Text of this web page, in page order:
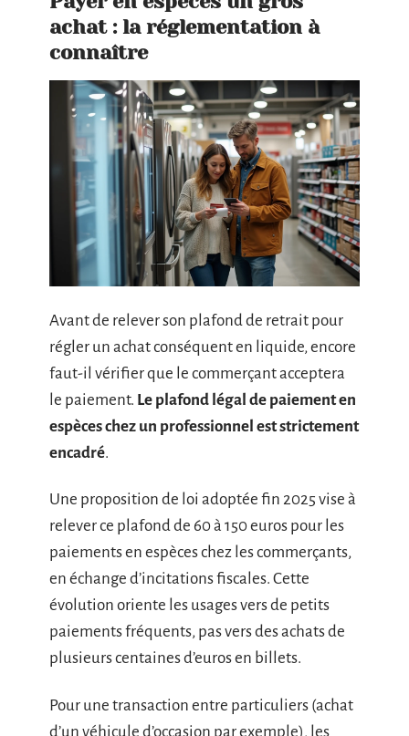
achat : la réglementation à
connaître
Avant de relever son plafond de retrait pour
régler un achat conséquent en liquide, encore
faut-il vérifier que le commerçant acceptera
le paiement. Le plafond légal de paiement en
espèces chez un professionnel est strictement
encadré.
Une proposition de loi adoptée fin 2025 vise à
relever ce plafond de 60 à 150 euros pour les
paiements en espèces chez les commerçants,
en échange d’incitations fiscales. Cette
évolution oriente les usages vers de petits
paiements fréquents, pas vers des achats de
plusieurs centaines d’euros en billets.
Pour une transaction entre particuliers (achat
d’un véhicule d’occasion par exemple), les